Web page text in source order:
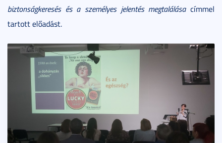
biztonságkeresés és a személyes jelentés megtalálásacímmel
tartott előadást.